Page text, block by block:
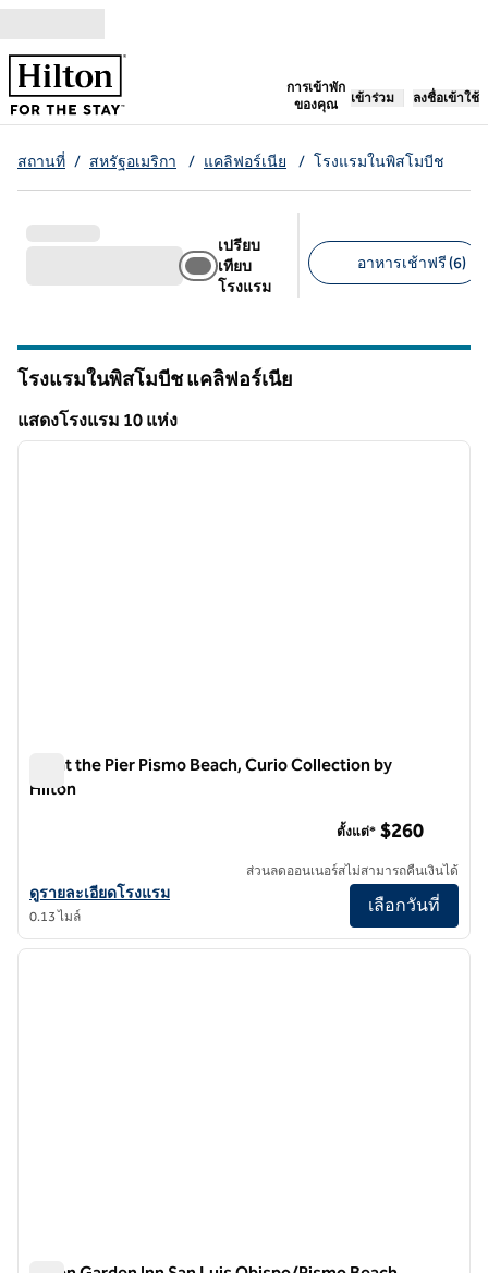
การเข้าพัก
ของคุณ
เปิดแท็บใหม่
เข้าร่วม ลงชื่อเข้าใช้
สถานที่ / สหรัฐอเมริกา / แคลิฟอร์เนีย / โรงแรมในพิสโมบีช
เปรียบ
เทียบ
โรงแรม
อาหารเช้าฟรี (6)
โรงแรมในพิสโมบีชแคลิฟอร์เนีย
แสดงโรงแรม 10 แห่ง
แสดงโรงแรม 10 แห่ง
1 จาก 13
ภาพถั
Inn at the Pier Pismo Beach, Curio Collection by
Hilton
ดูรายละเอียดโรงแรมสําหรับ Inn ที่ Pier Pismo Beach, Curio Collection
ดูรายละเอียดโรงแรม
0.13 ไมล์
ตั้งแต่* $260
ส่วนลดออนเนอร์สไม่สามารถคืนเงินได้
เลือกวันที่
1/12
1 จาก 12
ภาพถั